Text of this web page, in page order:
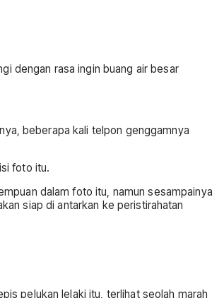
dengan rasa ingin buang air besar
beberapa kali telpon genggamnya
foto itu.
dalam foto itu, namun sesampainya
siap di antarkan ke peristirahatan
pelukan lelaki itu, terlihat seolah marah